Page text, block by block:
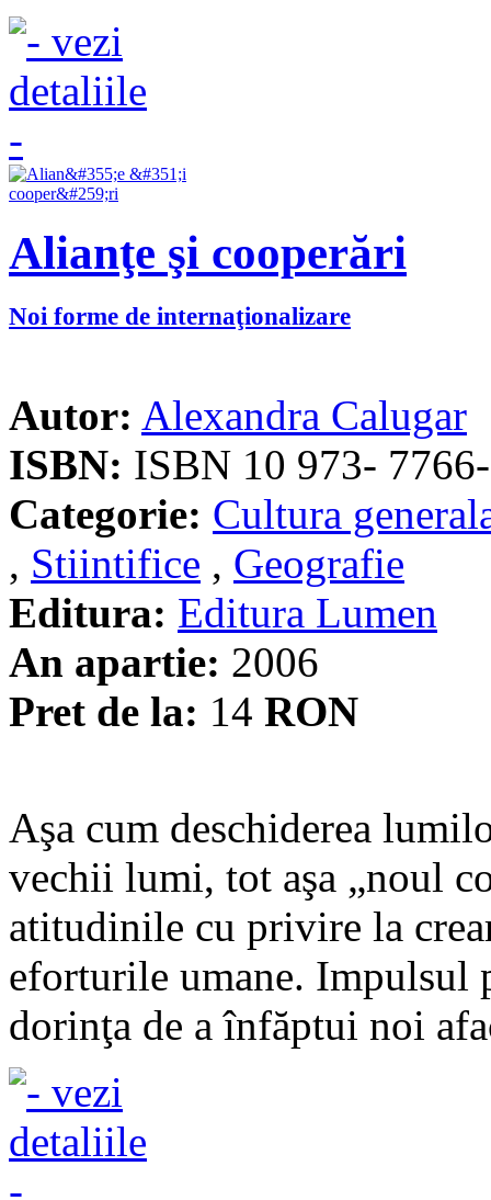
Alianţe şi cooperări
Noi forme de internaţionalizare
Autor: Alexandra Calugar
ISBN: ISBN 10 973-
Categorie: Cultura
, Stiintifice , Geografie
Editura: Editura Lumen
An apartie: 2006
Pret de la: 14 RON
Aşa cum deschiderea
vechii lumi, tot aşa „noul
atitudinile cu privire la
eforturile umane. Impulsul
dorinţa de a înfăptui noi